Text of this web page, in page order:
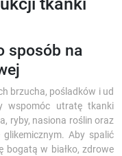
sposób na
brzucha, pośladków i ud
wspomóc utratę tkanki
ryby, nasiona roślin oraz
Aby spalić
bogatą w białko, zdrowe